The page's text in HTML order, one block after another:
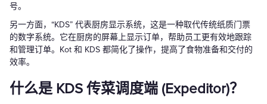
号。
另一方面，“KDS” 代表厨房显示系统，这是一种取代传统纸质门票
的数字系统。它在厨房的屏幕上显示订单，帮助员工更有效地跟踪
和管理订单。Kot 和 KDS 都简化了操作，提高了食物准备和交付的
效率。
什么是 KDS 传菜调度端 (Expeditor)？